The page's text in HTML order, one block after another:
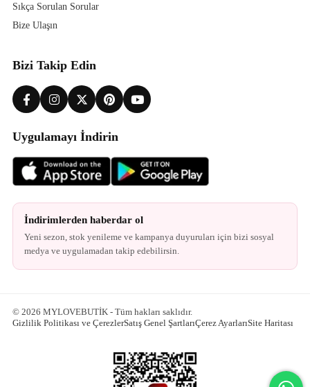
Sıkça Sorulan Sorular
Bize Ulaşın
Bizi Takip Edin
Uygulamayı İndirin
İndirimlerden haberdar ol
Yeni sezon, stok yenileme ve kampanya duyuruları için bizi sosyal
medya ve uygulamadan takip edebilirsin.
© 2026 MYLOVEBUTİK - Tüm hakları saklıdır.
Gizlilik Politikası ve ÇerezlerSatış Genel ŞartlarıÇerez AyarlarıSite Haritası